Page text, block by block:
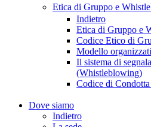
Etica di Gruppo e
Indietro
Etica di Gruppo e
Codice Etico di
Modello
Il sistema di
(Whistleblowing)
Codice di
Dove siamo
Indietro